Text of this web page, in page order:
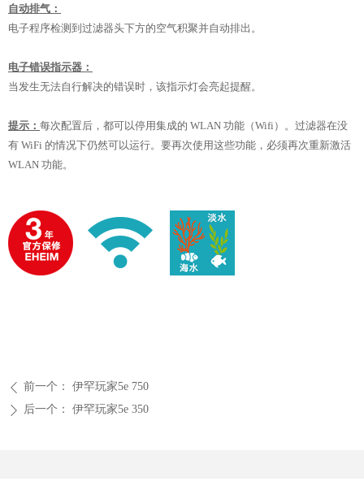
自动排气：
电子程序检测到过滤器头下方的空气积聚并自动排出。
电子错误指示器：
当发生无法自行解决的错误时，该指示灯会亮起提醒。
提示： 每次配置后，都可以停用集成的 WLAN 功能（Wifi）。过滤器在没
有 WiFi 的情况下仍然可以运行。要再次使用这些功能，必须再次重新激活
WLAN 功能。
ꄴ 前一个： 伊罕玩家5e 750
ꄲ 后一个： 伊罕玩家5e 350